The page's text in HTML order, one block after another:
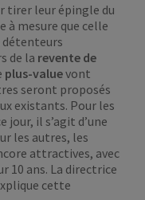
tirer leur épingle du
à mesure que celle
détenteurs
de la revente de
plus-valuevont
seront proposés
existants. Pour les
jour, il s’agit d’une
les autres, les
attractives, avec
10 ans. La directrice
cette